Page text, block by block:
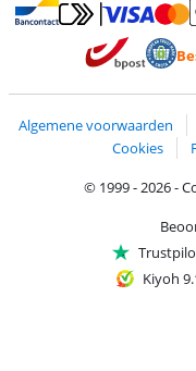
Betalen met Bancontact
Betalen met
Algemene voorwaarden
Cookies
© 1999 - 2026 -
Kiyoh